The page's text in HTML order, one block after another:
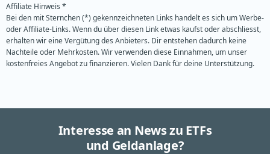
Affiliate Hinweis *
Bei den mit Sternchen (*) gekennzeichneten Links handelt es sich um Werbe-
oder Affiliate-Links. Wenn du über diesen Link etwas kaufst oder abschliesst,
erhalten wir eine Vergütung des Anbieters. Dir entstehen dadurch keine
Nachteile oder Mehrkosten. Wir verwenden diese Einnahmen, um unser
kostenfreies Angebot zu finanzieren. Vielen Dank für deine Unterstützung.
Interesse an News zu ETFs
und Geldanlage?